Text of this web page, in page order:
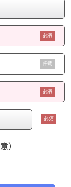
必須
任意
必須
必須
）